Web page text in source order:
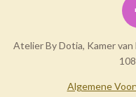
Atelier By Dotia, Kamer
Algemene